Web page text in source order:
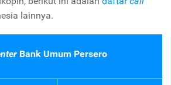
lainnya.
Bank Umum Persero